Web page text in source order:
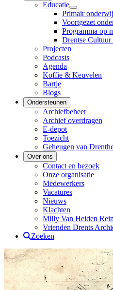
Educatie
Primair
Voortgezet
Programma op
Drentse Cultuur
Projecten
Podcasts
Agenda
Koffie & Keuvelen
Bartje
Blogs
Ondersteunen
Archiefbeheer
Archief overdragen
E-depot
Toezicht
Geheugen van
Over ons
Contact en bezoek
Onze organisatie
Medewerkers
Vacatures
Nieuws
Klachten
Milly Van Heiden
Vrienden Drents
Zoeken
Drents Archief